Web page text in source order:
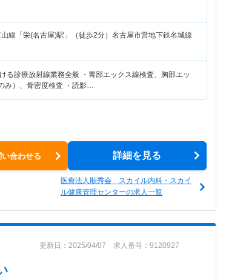
線「栄(名古屋)駅」（徒歩2分）名古屋市営地下鉄名城線
る診療放射線業務全般 ・胃部エックス線検査、胸部エッ
み）、骨密度検査 ・読影…
合わせる 詳細を見る
医療法人順秀会 スカイル内科・スカイ
ル健康管理センターの求人一覧
更新日：2025/04/07 求人番号：9120927